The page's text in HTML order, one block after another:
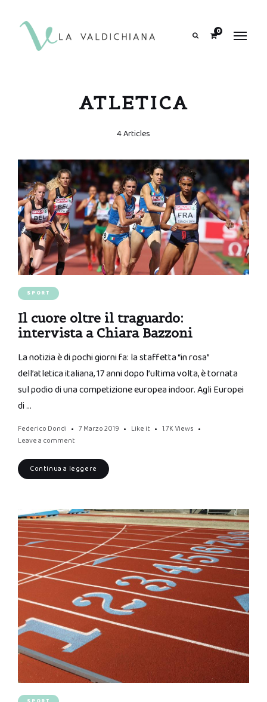
0
ATLETICA
4 Articles
SPORT
Il cuore oltre il traguardo:
intervista a Chiara Bazzoni
La notizia è di pochi giorni fa: la staffetta “in rosa”
dell’atletica italiana, 17 anni dopo l’ultima volta, è tornata
sul podio di una competizione europea indoor. Agli Europei
di …
Federico Dondi 7 Marzo 2019 Like it 1.7K Views
Leave a comment
Continua a leggere